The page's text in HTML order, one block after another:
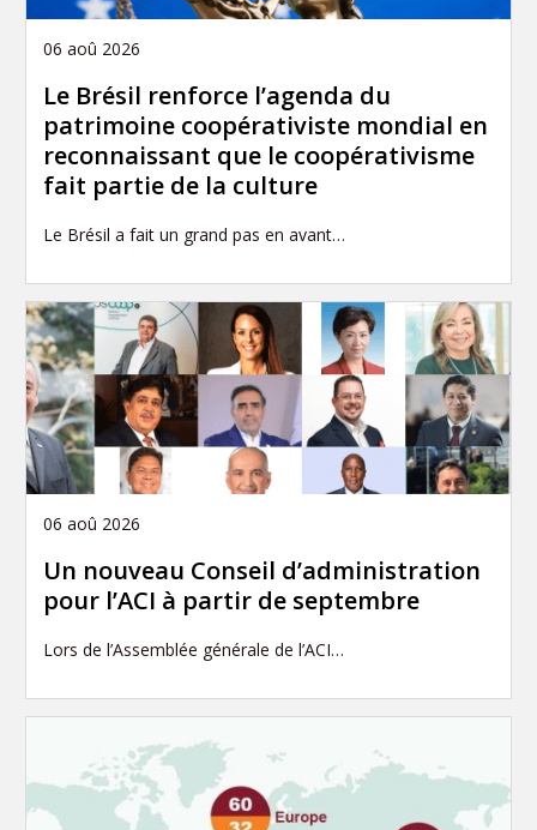
06 aoû 2026
Le Brésil renforce l’agenda du
patrimoine coopérativiste mondial en
reconnaissant que le coopérativisme
fait partie de la culture
Le Brésil a fait un grand pas en avant…
06 aoû 2026
Un nouveau Conseil d’administration
pour l’ACI à partir de septembre
Lors de l’Assemblée générale de l’ACI…